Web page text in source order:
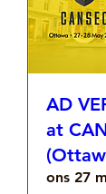
AD
at
ons 27